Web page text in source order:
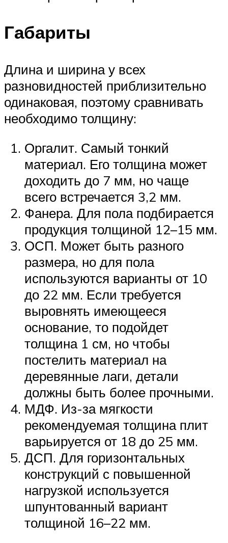
Габариты
Длина и ширина у всех
разновидностей приблизительно
одинаковая, поэтому сравнивать
необходимо толщину:
Оргалит. Самый тонкий
материал. Его толщина может
доходить до 7 мм, но чаще
всего встречается 3,2 мм.
Фанера. Для пола подбирается
продукция толщиной 12–15 мм.
ОСП. Может быть разного
размера, но для пола
используются варианты от 10
до 22 мм. Если требуется
выровнять имеющееся
основание, то подойдет
толщина 1 см, но чтобы
постелить материал на
деревянные лаги, детали
должны быть более прочными.
МДФ. Из-за мягкости
рекомендуемая толщина плит
варьируется от 18 до 25 мм.
ДСП. Для горизонтальных
конструкций с повышенной
нагрузкой используется
шпунтованный вариант
толщиной 16–22 мм.